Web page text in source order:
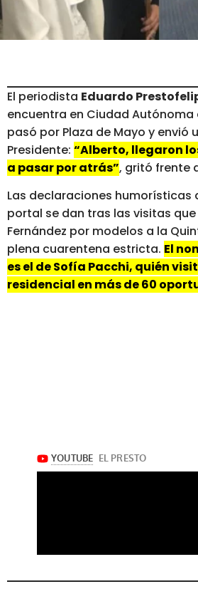
El periodista Eduardo
encuentra en Ciudad Autónoma
pasó por Plaza de Mayo y envió
Presidente: “Alberto, llegaron
a pasar por atrás”, gritó frente
Las declaraciones humorísticas
portal se dan tras las visitas
Fernández por modelos a la
plena cuarentena estricta. El
es el de Sofía Pacchi, quién
residencial en más de 60